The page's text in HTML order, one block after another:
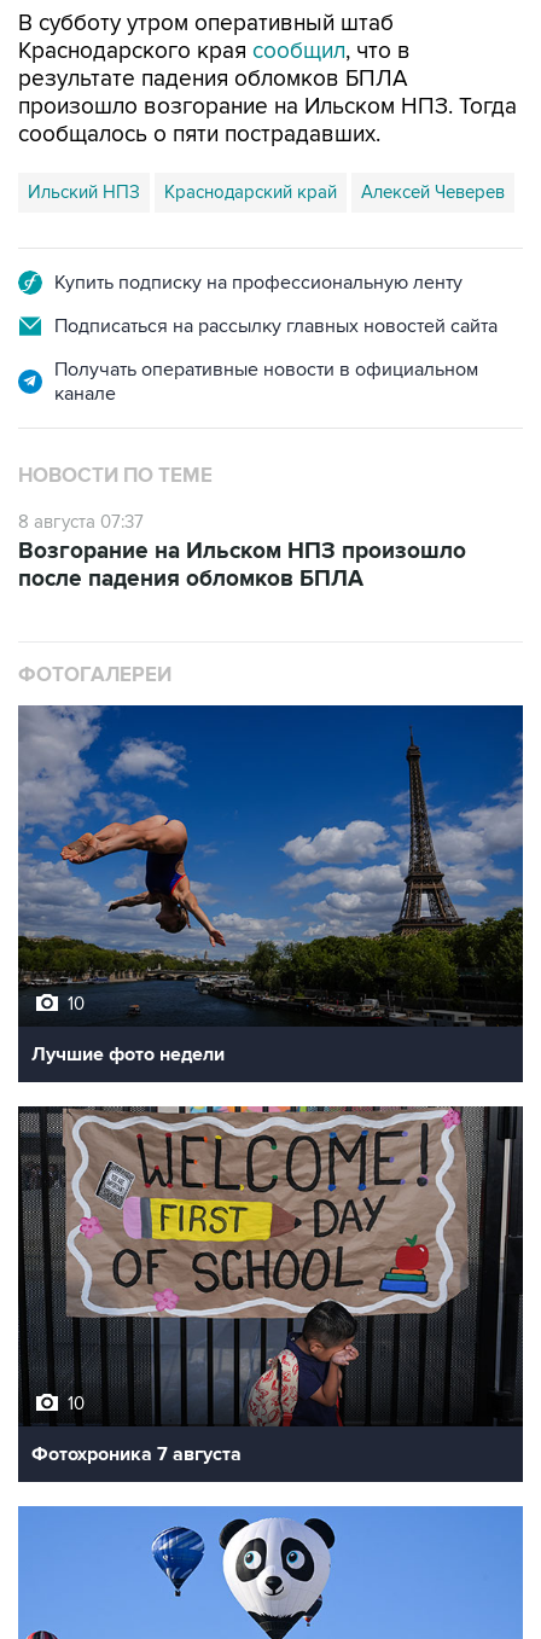
В субботу утром оперативный штаб
Краснодарского края сообщил, что в
результате падения обломков БПЛА
произошло возгорание на Ильском НПЗ. Тогда
сообщалось о пяти пострадавших.
Ильский НПЗ Краснодарский край Алексей Чеверев
Купить подписку на профессиональную ленту
Подписаться на рассылку главных новостей сайта
Получать оперативные новости в официальном
канале
НОВОСТИ ПО ТЕМЕ
8 августа 07:37
Возгорание на Ильском НПЗ произошло
после падения обломков БПЛА
ФОТОГАЛЕРЕИ
10
Лучшие фото недели
10
Фотохроника 7 августа